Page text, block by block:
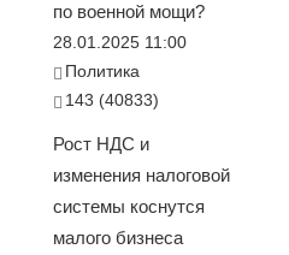
по военной мощи?
28.01.2025 11:00
Политика
143 (40833)
Рост НДС и
изменения налоговой
системы коснутся
малого бизнеса